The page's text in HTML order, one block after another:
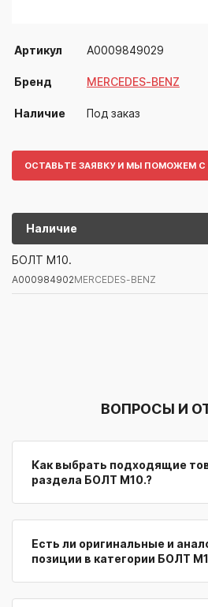
Артикул A0009849029
Бренд MERCEDES-BENZ
Наличие Под заказ
ОСТАВЬТЕ ЗАЯВКУ И МЫ ПОМОЖЕМ
Наличие
Артикул/БрендНаименование
A000984902
БОЛТ М10.
A000984902MERCEDES-BENZ
ВОПРОСЫ И
Как выбрать подходящие
раздела БОЛТ М10.?
Есть ли оригинальные и
позиции в категории БОЛТ